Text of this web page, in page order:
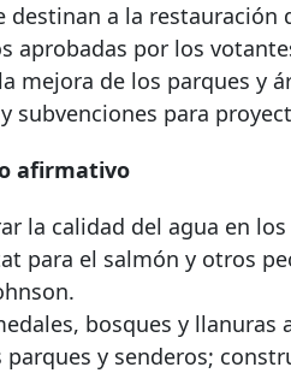
destinan a la
aprobadas por los
mejora de los parques y
subvenciones para
afirmativo
la calidad del agua en
para el salmón y otros
bosques y
y senderos;